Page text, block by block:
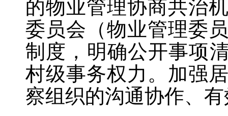
的物业管理协商共治
委员会（物业管理委
制度，明确公开事项
村级事务权力。加强
察组织的沟通协作、